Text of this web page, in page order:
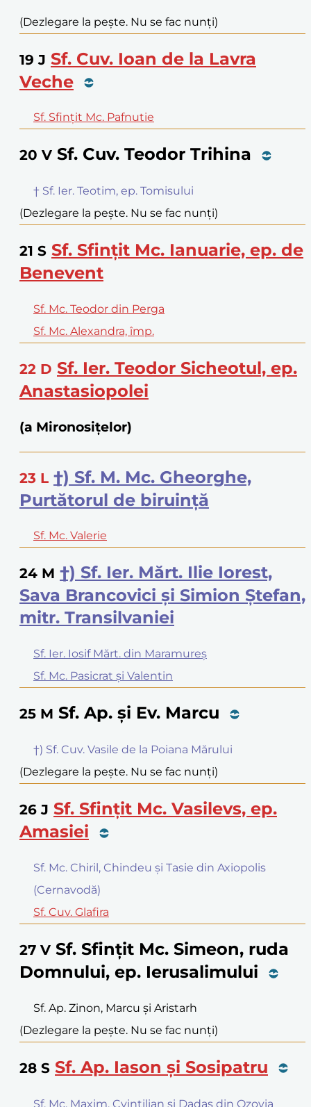
(Dezlegare la pește. Nu se fac nunți)
19 J Sf. Cuv. Ioan de la Lavra
Veche
Sf. Sfințit Mc. Pafnutie
20 V Sf. Cuv. Teodor Trihina
† Sf. Ier. Teotim, ep. Tomisului
(Dezlegare la pește. Nu se fac nunți)
21 S Sf. Sfințit Mc. Ianuarie, ep. de
Benevent
Sf. Mc. Teodor din Perga
Sf. Mc. Alexandra, împ.
22 D Sf. Ier. Teodor Sicheotul, ep.
Anastasiopolei
(a Mironosițelor)
23 L †) Sf. M. Mc. Gheorghe,
Purtătorul de biruință
Sf. Mc. Valerie
24 M †) Sf. Ier. Mărt. Ilie Iorest,
Sava Brancovici și Simion Ștefan,
mitr. Transilvaniei
Sf. Ier. Iosif Mărt. din Maramureș
Sf. Mc. Pasicrat și Valentin
25 M Sf. Ap. și Ev. Marcu
†) Sf. Cuv. Vasile de la Poiana Mărului
(Dezlegare la pește. Nu se fac nunți)
26 J Sf. Sfințit Mc. Vasilevs, ep.
Amasiei
Sf. Mc. Chiril, Chindeu și Tasie din Axiopolis
(Cernavodă)
Sf. Cuv. Glafira
27 V Sf. Sfințit Mc. Simeon, ruda
Domnului, ep. Ierusalimului
Sf. Ap. Zinon, Marcu și Aristarh
(Dezlegare la pește. Nu se fac nunți)
28 S Sf. Ap. Iason și Sosipatru
Sf. Mc. Maxim, Cvintilian și Dadas din Ozovia